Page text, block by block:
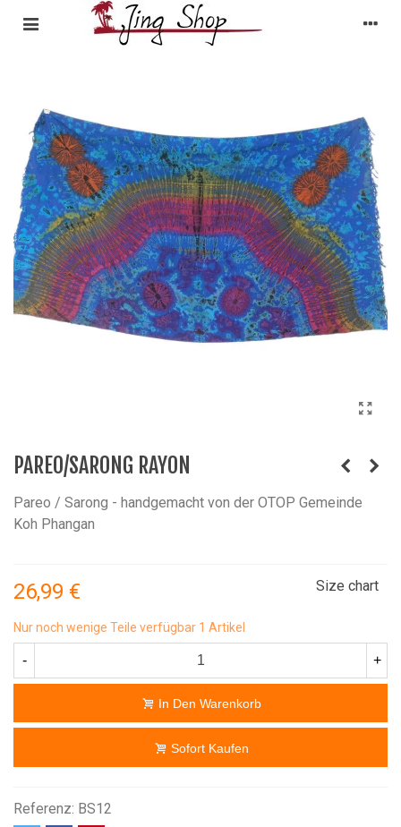
PAREO/SARONG RAYON
Pareo / Sarong - handgemacht von der OTOP Gemeinde
Koh Phangan
26,99 € Size chart
Nur noch wenige Teile verfügbar 1 Artikel
- +
In Den Warenkorb
Sofort Kaufen
Referenz: BS12